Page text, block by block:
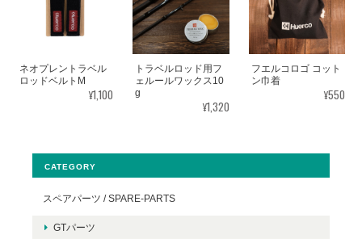
ネオプレントラベル
ロッドベルトM
¥1,100
トラベルロッド用フ
ェルールワックス10
g
¥1,320
フエルコロゴ コット
ン巾着
¥550
CATEGORY
スペアパーツ / SPARE-PARTS
GTパーツ